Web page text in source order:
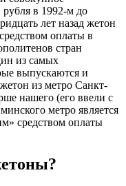
в 1992-м до
лет назад жетон
оплаты в
стран
из самых
выпускаются и
из метро Санкт-
нашего (его ввели с
метро является
средством оплаты